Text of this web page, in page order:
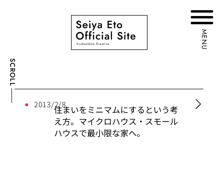
SCROLL
MENU
2013/2/8住まいをミニマムにするという考
え方。マイクロハウス・スモール
ハウスで最小限な家へ。